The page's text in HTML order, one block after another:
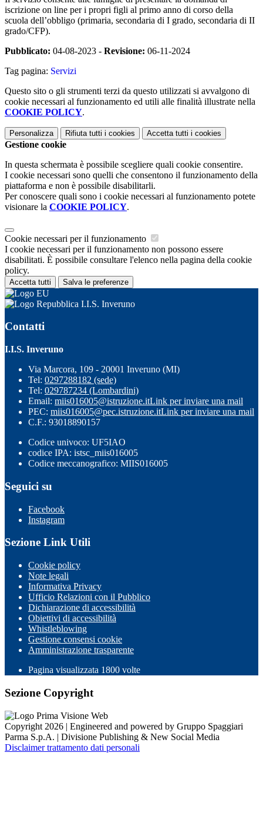
iscrizione on line per i propri figli al primo anno di corso della
scuola dell’obbligo (primaria, secondaria di I grado, secondaria di II
grado/CFP).
Pubblicato: 04-08-2023 - Revisione: 06-11-2024
Tag pagina: Servizi
Questo sito o gli strumenti terzi da questo utilizzati si avvalgono di
cookie necessari al funzionamento ed utili alle finalità illustrate nella
COOKIE POLICY.
Personalizza Rifiuta tutti i cookies Accetta tutti i cookies
Gestione cookie
In questa schermata è possibile scegliere quali cookie consentire.
I cookie necessari sono quelli che consentono il funzionamento della
piattaforma e non è possibile disabilitarli.
Per conoscere quali sono i cookie necessari al funzionamento potete
visionare la COOKIE POLICY.
Cookie necessari per il funzionamento
I cookie necessari per il funzionamento non possono essere
disabilitati. È possibile consultare l'elenco nella pagina della cookie
policy.
Accetta tutti Salva le preferenze
I.I.S. Inveruno
Contatti
I.I.S. Inveruno
Via Marcora, 109 - 20001 Inveruno (MI)
Tel: 0297288182 (sede)
Tel: 029787234 (Lombardini)
Email: miis016005@istruzione.itLink per inviare una mail
PEC: miis016005@pec.istruzione.itLink per inviare una mail
C.F.: 93018890157
Codice univoco: UF5IAO
codice IPA: istsc_miis016005
Codice meccanografico: MIIS016005
Seguici su
Facebook
Instagram
Sezione Link Utili
Cookie policy
Note legali
Informativa Privacy
Ufficio Relazioni con il Pubblico
Dichiarazione di accessibilità
Obiettivi di accessibilità
Whistleblowing
Gestione consensi cookie
Amministrazione trasparente
Pagina visualizzata 1800 volte
Sezione Copyright
Copyright 2026 | Engineered and powered by Gruppo Spaggiari
Parma S.p.A. | Divisione Publishing & New Social Media
Disclaimer trattamento dati personali